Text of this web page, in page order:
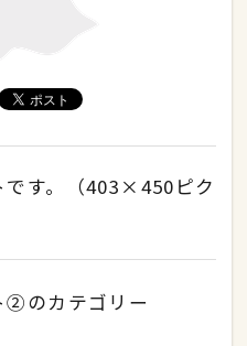
です。（403×450ピク
②のカテゴリー